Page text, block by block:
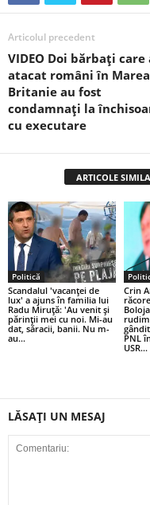
Articolul precedent
VIDEO Doi bărbați care
atacat români în Marea
Britanie au fost
condamnați la
cu executare
ARTICOLE
Politică
Scandalul 'vacanței de
lux' a ajuns în familia lui
Radu Miruță: 'Au venit și
părinții mei cu noi. Mi-au
dat, săracii, banii. Nu m-
au...
Crin
PNL
USR...
LĂSAȚI UN MESAJ